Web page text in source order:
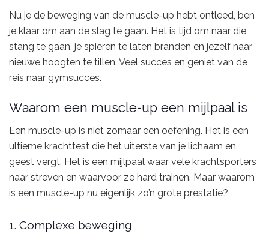
Nu je de beweging van de muscle-up hebt ontleed, ben
je klaar om aan de slag te gaan. Het is tijd om naar die
stang te gaan, je spieren te laten branden en jezelf naar
nieuwe hoogten te tillen. Veel succes en geniet van de
reis naar gymsucces.
Waarom een muscle-up een mijlpaal is
Een muscle-up is niet zomaar een oefening. Het is een
ultieme krachttest die het uiterste van je lichaam en
geest vergt. Het is een mijlpaal waar vele krachtsporters
naar streven en waarvoor ze hard trainen. Maar waarom
is een muscle-up nu eigenlijk zo’n grote prestatie?
1. Complexe beweging